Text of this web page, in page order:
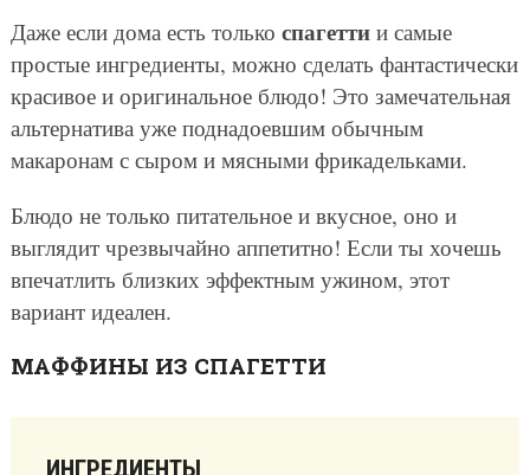
Даже если дома есть только спагеттии самые
простые ингредиенты, можно сделать фантастически
красивое и оригинальное блюдо! Это замечательная
альтернатива уже поднадоевшим обычным
макаронам с сыром и мясными фрикадельками.
Блюдо не только питательное и вкусное, оно и
выглядит чрезвычайно аппетитно! Если ты хочешь
впечатлить близких эффектным ужином, этот
вариант идеален.
МАФФИНЫ ИЗ СПАГЕТТИ